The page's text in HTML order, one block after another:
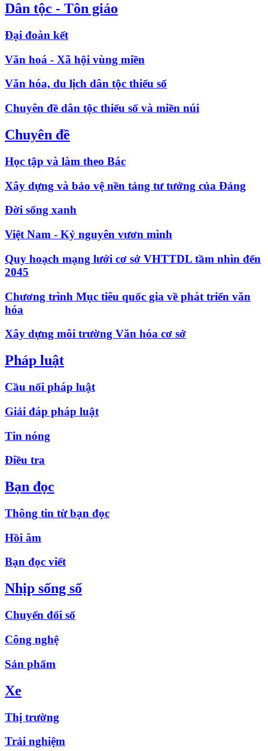
Dân tộc - Tôn giáo
Đại đoàn kết
Văn hoá - Xã hội vùng miền
Văn hóa, du lịch dân tộc thiểu số
Chuyên đề dân tộc thiểu số và miền núi
Chuyên đề
Học tập và làm theo Bác
Xây dựng và bảo vệ nền tảng tư tưởng của Đảng
Đời sống xanh
Việt Nam - Kỷ nguyên vươn mình
Quy hoạch mạng lưới cơ sở VHTTDL tầm nhìn đến
2045
Chương trình Mục tiêu quốc gia về phát triển văn
hóa
Xây dựng môi trường Văn hóa cơ sở
Pháp luật
Cầu nối pháp luật
Giải đáp pháp luật
Tin nóng
Điều tra
Bạn đọc
Thông tin từ bạn đọc
Hồi âm
Bạn đọc viết
Nhịp sống số
Chuyển đổi số
Công nghệ
Sản phẩm
Xe
Thị trường
Trải nghiệm